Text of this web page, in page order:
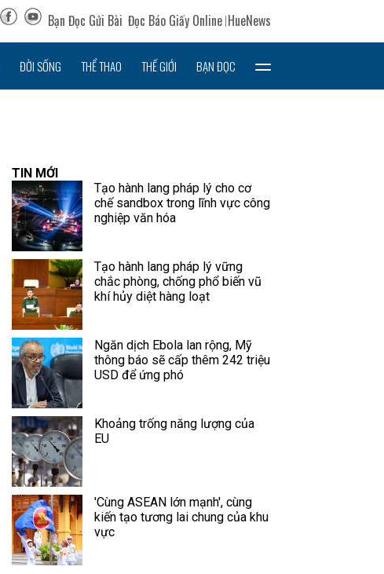
Bạn Đọc Gửi Bài Đọc Báo Giấy Online HueNews
ĐỜI SỐNG THỂ THAO THẾ GIỚI BẠN ĐỌC
TIN MỚI
Tạo hành lang pháp lý cho cơ
chế sandbox trong lĩnh vực công
nghiệp văn hóa
Tạo hành lang pháp lý vững
chắc phòng, chống phổ biến vũ
khí hủy diệt hàng loạt
Ngăn dịch Ebola lan rộng, Mỹ
thông báo sẽ cấp thêm 242 triệu
USD để ứng phó
Khoảng trống năng lượng của
EU
'Cùng ASEAN lớn mạnh', cùng
kiến tạo tương lai chung của khu
vực